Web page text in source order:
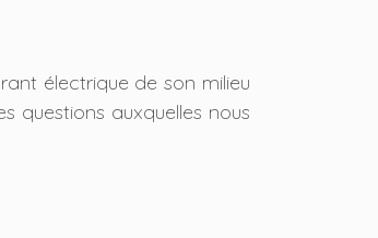
électrique de son milieu
questions auxquelles nous